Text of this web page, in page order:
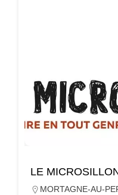
LE
MORTAGNE-AU-